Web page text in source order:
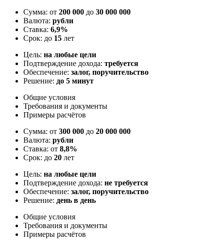
Сумма: от 200 000 до 30 000 000
Валюта: рубли
Ставка: 6,9%
Срок: до 15 лет
Цель: на любые цели
Подтверждение дохода: требуется
Обеспечение: залог, поручительство
Решение: до 5 минут
Общие условия
Требования и документы
Примеры расчётов
Сумма: от 300 000 до 20 000 000
Валюта: рубли
Ставка: от 8,8%
Срок: до 20 лет
Цель: на любые цели
Подтверждение дохода: не требуется
Обеспечение: залог, поручительство
Решение: день в день
Общие условия
Требования и документы
Примеры расчётов